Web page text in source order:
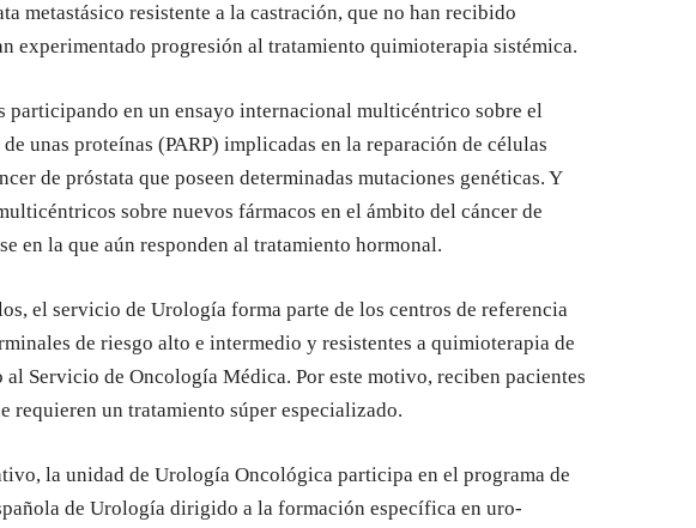
metastásico resistente a la castración, que no han recibido
experimentado progresión al tratamiento quimioterapia sistémica.
participando en un ensayo internacional multicéntrico sobre el
unas proteínas (PARP) implicadas en la reparación de células
de próstata que poseen determinadas mutaciones genéticas. Y
sobre nuevos fármacos en el ámbito del cáncer de
en la que aún responden al tratamiento hormonal.
el servicio de Urología forma parte de los centros de referencia
de riesgo alto e intermedio y resistentes a quimioterapia de
Servicio de Oncología Médica. Por este motivo, reciben pacientes
requieren un tratamiento súper especializado.
la unidad de Urología Oncológica participa en el programa de
de Urología dirigido a la formación específica en uro-